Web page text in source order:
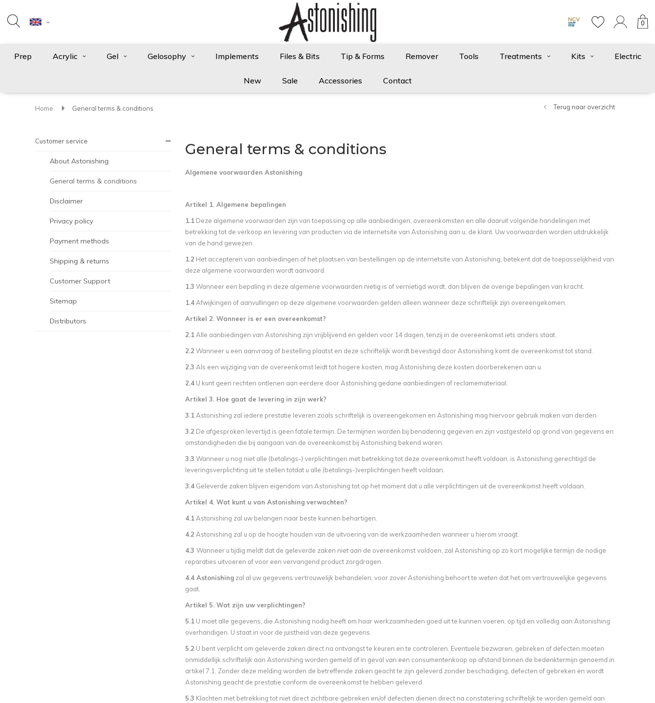
0
Prep Acrylic Gel Gelosophy Implements Files & Bits Tip & Forms Remover Tools Treatments Kits Electric
New Sale Accessories Contact
Home General terms & conditions Terug naar overzicht
Customer service
About Astonishing
General terms & conditions
Disclaimer
Privacy policy
Payment methods
Shipping & returns
Customer Support
Sitemap
Distributors
General terms & conditions
Algemene voorwaarden Astonishing
Artikel 1. Algemene bepalingen
1.1Deze algemene voorwaarden zijn van toepassing op alle aanbiedingen, overeenkomsten en alle daaruit volgende handelingen met
betrekking tot de verkoop en levering van producten via de internetsite van Astonishing aan u, de klant. Uw voorwaarden worden uitdrukkelijk
van de hand gewezen.
1.2 Het accepteren van aanbiedingen of het plaatsen van bestellingen op de internetsite van Astonishing, betekent dat de toepasselijkheid van
deze algemene voorwaarden wordt aanvaard.
1.3 Wanneer een bepaling in deze algemene voorwaarden nietig is of vernietigd wordt, dan blijven de overige bepalingen van kracht.
1.4Afwijkingen of aanvullingen op deze algemene voorwaarden gelden alleen wanneer deze schriftelijk zijn overeengekomen.
Artikel 2. Wanneer is er een overeenkomst?
2.1Alle aanbiedingen van Astonishing zijn vrijblijvend en gelden voor 14 dagen, tenzij in de overeenkomst iets anders staat.
2.2 Wanneer u een aanvraag of bestelling plaatst en deze schriftelijk wordt bevestigd door Astonishing komt de overeenkomst tot stand.
2.3 Als een wijziging van de overeenkomst leidt tot hogere kosten, mag Astonishing deze kosten doorberekenen aan u.
2.4U kunt geen rechten ontlenen aan eerdere door Astonishing gedane aanbiedingen of reclamemateriaal.
Artikel 3. Hoe gaat de levering in zijn werk?
3.1Astonishing zal iedere prestatie leveren zoals schriftelijk is overeengekomen en Astonishing mag hiervoor gebruik maken van derden.
3.2 De afgesproken levertijd is geen fatale termijn. De termijnen worden bij benadering gegeven en zijn vastgesteld op grond van gegevens en
omstandigheden die bij aangaan van de overeenkomst bij Astonishing bekend waren.
3.3 Wanneer u nog niet alle (betalings-) verplichtingen met betrekking tot deze overeenkomst heeft voldaan, is Astonishing gerechtigd de
leveringsverplichting uit te stellen totdat u alle (betalings-)verplichtingen heeft voldaan.
3.4Geleverde zaken blijven eigendom van Astonishing tot op het moment dat u alle verplichtingen uit de overeenkomst heeft voldaan.
Artikel 4. Wat kunt u van Astonishing verwachten?
4.1Astonishing zal uw belangen naar beste kunnen behartigen.
4.2 Astonishing zal u op de hoogte houden van de uitvoering van de werkzaamheden wanneer u hierom vraagt.
4.3 Wanneer u tijdig meldt dat de geleverde zaken niet aan de overeenkomst voldoen, zal Astonishing op zo kort mogelijke termijn de nodige
reparaties uitvoeren of voor een vervangend product zorgdragen.
4.4 Astonishingzal al uw gegevens vertrouwelijk behandelen, voor zover Astonishing behoort te weten dat het om vertrouwelijke gegevens
gaat.
Artikel 5. Wat zijn uw verplichtingen?
5.1U moet alle gegevens, die Astonishing nodig heeft om haar werkzaamheden goed uit te kunnen voeren, op tijd en volledig aan Astonishing
overhandigen. U staat in voor de juistheid van deze gegevens.
5.2 U bent verplicht om geleverde zaken direct na ontvangst te keuren en te controleren. Eventuele bezwaren, gebreken of defecten moeten
onmiddellijk schriftelijk aan Astonishing worden gemeld of in geval van een consumentenkoop op afstand binnen de bedenktermijn genoemd in
artikel 7.1. Zonder deze melding worden de betreffende zaken geacht te zijn geleverd zonder beschadiging, defecten of gebreken en wordt
Astonishing geacht de prestatie conform de overeenkomst te hebben geleverd.
5.3 Klachten met betrekking tot niet direct zichtbare gebreken en/of defecten dienen direct na constatering schriftelijk te worden gemeld aan